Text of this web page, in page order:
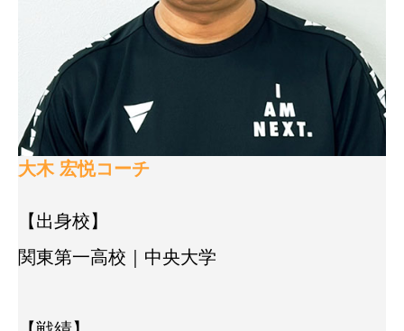
大木 宏悦コーチ
【出身校】
関東第一高校｜中央大学